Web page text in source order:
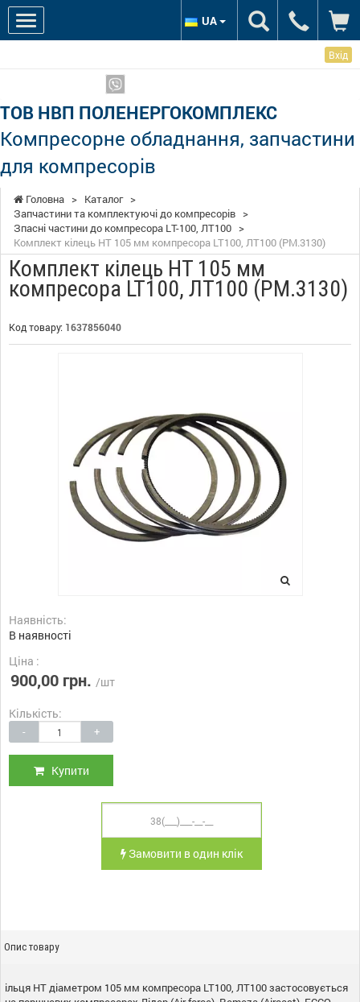
Вхід
ТОВ НВП ПОЛЕНЕРГОКОМПЛЕКС
Компресорне обладнання, запчастини
для компресорів
UA
Головна > Каталог >
Запчастини та комплектуючі до компресорів >
Зпасні частини до компресора LТ-100, ЛТ100 >
Комплект кілець НТ 105 мм компресора LT100, ЛТ100 (РМ.3130)
Комплект кілець НТ 105 мм
компресора LT100, ЛТ100 (РМ.3130)
Код товару: 1637856040
Наявність:
В наявності
Ціна :
900,00 грн. /шт
Кількість:
- +
Купити
Замовити в один клік
Опис товару
ільця НТ діаметром 105 мм компресора LT100, ЛТ100 застосовується